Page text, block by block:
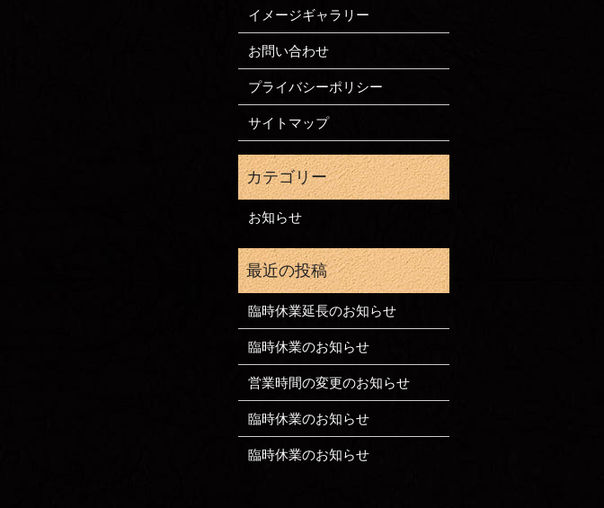
イメージギャラリー
お問い合わせ
プライバシーポリシー
サイトマップ
お知らせ
臨時休業延長のお知らせ
臨時休業のお知らせ
営業時間の変更のお知らせ
臨時休業のお知らせ
臨時休業のお知らせ